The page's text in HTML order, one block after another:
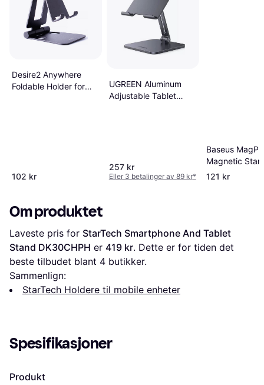
Desire2 Anywhere
Foldable Holder for
102 kr
UGREEN Aluminum
Adjustable Tablet
257 kr
Eller 3 betalinger av 89 kr*
Baseus
Magnetic
Holder
121 kr
Om produktet
Laveste pris for StarTech Smartphone And Tablet
Stand DK30CHPH er 419 kr. Dette er for tiden det
beste tilbudet blant 4 butikker.
Sammenlign:
StarTech Holdere til mobile enheter
Spesifikasjoner
Produkt